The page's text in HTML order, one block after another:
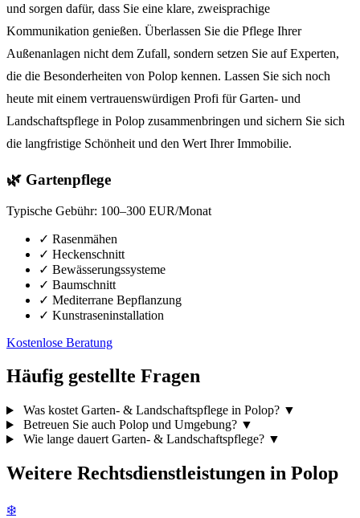
und sorgen dafür, dass Sie eine klare, zweisprachige
Kommunikation genießen. Überlassen Sie die Pflege Ihrer
Außenanlagen nicht dem Zufall, sondern setzen Sie auf Experten,
die die Besonderheiten von Polop kennen. Lassen Sie sich noch
heute mit einem vertrauenswürdigen Profi für Garten- und
Landschaftspflege in Polop zusammenbringen und sichern Sie sich
die langfristige Schönheit und den Wert Ihrer Immobilie.
🌿 Gartenpflege
Typische Gebühr: 100–300 EUR/Monat
✓ Rasenmähen
✓ Heckenschnitt
✓ Bewässerungssysteme
✓ Baumschnitt
✓ Mediterrane Bepflanzung
✓ Kunstraseninstallation
Kostenlose Beratung
Häufig gestellte Fragen
Was kostet Garten- & Landschaftspflege in Polop? ▼
Betreuen Sie auch Polop und Umgebung? ▼
Wie lange dauert Garten- & Landschaftspflege? ▼
Weitere Rechtsdienstleistungen in Polop
❄️